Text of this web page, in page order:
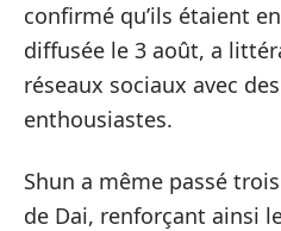
confirmé qu’ils étaient
diffusée le 3 août, a
réseaux sociaux avec
enthousiastes.
Shun a même passé
de Dai, renforçant ainsi